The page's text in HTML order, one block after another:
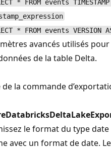
* FROM events
* FROM events VERSION
avancés utilisés
de la table Delta.
de la commande
le format du type
avec un format de date.